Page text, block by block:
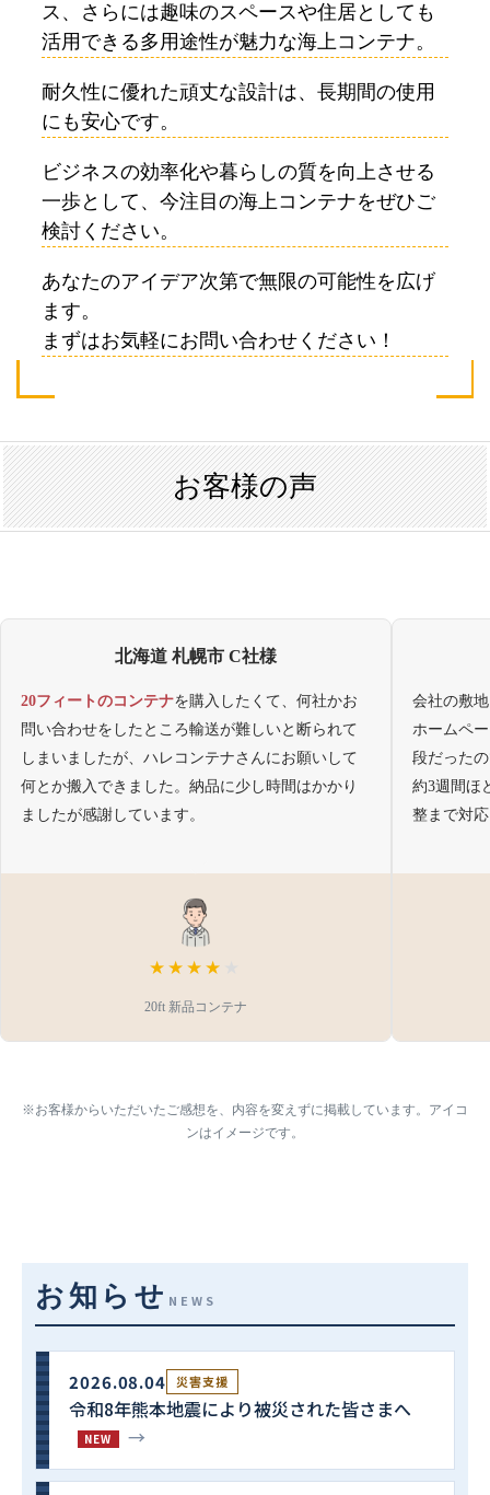
ス、さらには趣味のスペースや住居としても
活用できる多用途性が魅力な海上コンテナ。
耐久性に優れた頑丈な設計は、長期間の使用
にも安心です。
ビジネスの効率化や暮らしの質を向上させる
一歩として、今注目の海上コンテナをぜひご
検討ください。
あなたのアイデア次第で無限の可能性を広げ
ます。
まずはお気軽にお問い合わせください！
お客様の声
北海道 札幌市 C社様
20フィートのコンテナを購入したくて、何社かお
問い合わせをしたところ輸送が難しいと断られて
しまいましたが、ハレコンテナさんにお願いして
何とか搬入できました。納品に少し時間はかかり
ましたが感謝しています。
★★★★
20ft 新品コンテナ
会社の敷
ホームペ
段だった
約3週間ほ
整まで対
※お客様からいただいたご感想を、内容を変えずに掲載しています。アイコ
ンはイメージです。
お知らせ NEWS
2026.08.04 災害支援
令和8年熊本地震により被災された皆さまへ
NEW →